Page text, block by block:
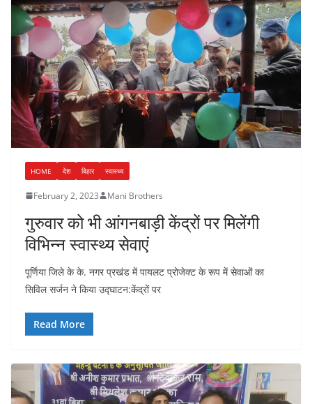
HOME देश बिहार स्वास्थ्य
February 2, 2023 Mani Brothers
गुरुवार को भी आंगनबाड़ी केंद्रों पर मिलेंगी
विभिन्न स्वास्थ्य सेवाएं
पूर्णिया जिले के के. नगर प्रखंड में पायलट प्रोजेक्ट के रूप में सेवाओं का
सिविल सर्जन ने किया उद्घाटन:केंद्रों पर
Read More